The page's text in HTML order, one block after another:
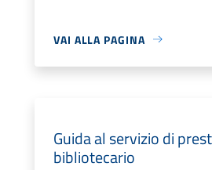
VAI ALLA PAGINA
Guida al servizio di
bibliotecario